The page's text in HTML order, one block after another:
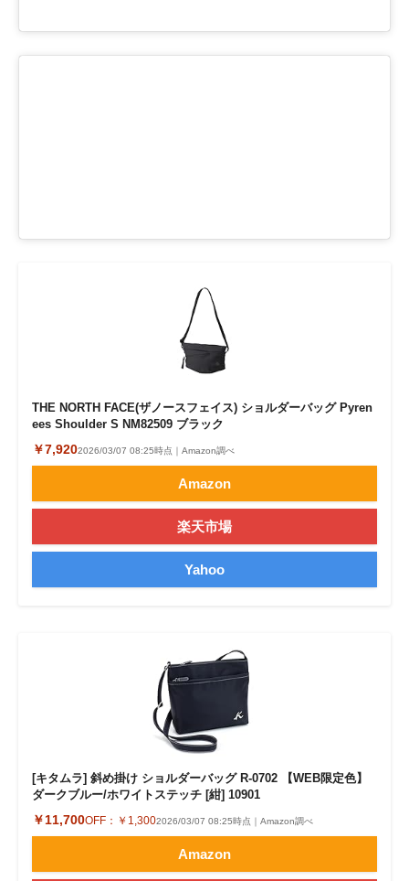
THE NORTH FACE(ザノースフェイス) ショルダーバッグ Pyren
ees Shoulder S NM82509 ブラック
￥7,9202026/03/07 08:25時点｜Amazon調べ
Amazon
楽天市場
Yahoo
[キタムラ] 斜め掛け ショルダーバッグ R-0702 【WEB限定色】
ダークブルー/ホワイトステッチ [紺] 10901
￥11,700OFF： ￥1,3002026/03/07 08:25時点｜Amazon調べ
Amazon